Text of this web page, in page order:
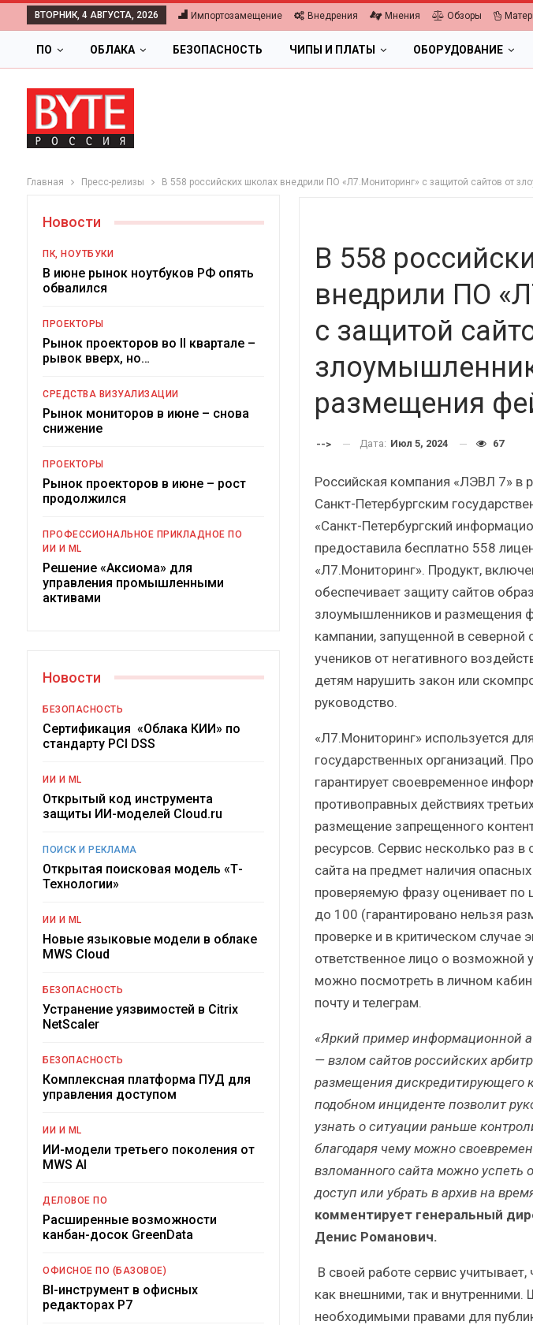
ВТОРНИК, 4 АВГУСТА, 2026 Импортозамещение Внедрения Мнения Обзоры
ПО ОБЛАКА БЕЗОПАСНОСТЬ ЧИПЫ И ПЛАТЫ ОБОРУДОВАНИЕ
Главная Пресс-релизы В 558 российских школах внедрили ПО «Л7.Мониторинг» с защитой сайтов от
В 558
внедрили ПО
с защитой
размещения
--> Дата: Июл 5, 2024 67
Российская компания «ЛЭВЛ 7» в
Санкт-Петербургским
«Санкт-Петербургский
предоставила бесплатно 558
«Л7.Мониторинг». Продукт,
обеспечивает защиту сайтов
злоумышленников и размещения
кампании, запущенной в северной
учеников от негативного
детям нарушить закон или
руководство.
«Л7.Мониторинг» используется
государственных организаций.
гарантирует своевременное
противоправных действиях
размещение запрещенного
ресурсов. Сервис несколько раз в
сайта на предмет наличия
проверяемую фразу оценивает по
до 100 (гарантировано нельзя
проверке и в критическом случае
ответственное лицо о возможной
можно посмотреть в личном
почту и телеграм.
«Яркий пример информационной
— взлом сайтов российских
размещения дискредитирующего
подобном инциденте позволит
узнать о ситуации раньше
благодаря чему можно
взломанного сайта можно успеть
доступ или убрать в архив на
комментирует генеральный
Денис Романович.
В своей работе сервис
как внешними, так и
необходимыми правами для
Новости
ПК, НОУТБУКИ
В июне рынок ноутбуков РФ опять
обвалился
ПРОЕКТОРЫ
Рынок проекторов во II квартале –
рывок вверх, но…
СРЕДСТВА ВИЗУАЛИЗАЦИИ
Рынок мониторов в июне – снова
снижение
ПРОЕКТОРЫ
Рынок проекторов в июне – рост
продолжился
ПРОФЕССИОНАЛЬНОЕ ПРИКЛАДНОЕ ПО
ИИ И ML
Решение «Аксиома» для
управления промышленными
активами
Новости
БЕЗОПАСНОСТЬ
Сертификация «Облака КИИ» по
стандарту PCI DSS
ИИ И ML
Открытый код инструмента
защиты ИИ-моделей Cloud.ru
ПОИСК И РЕКЛАМА
Открытая поисковая модель «Т-
Технологии»
ИИ И ML
Новые языковые модели в облаке
MWS Cloud
БЕЗОПАСНОСТЬ
Устранение уязвимостей в Citrix
NetScaler
БЕЗОПАСНОСТЬ
Комплексная платформа ПУД для
управления доступом
ИИ И ML
ИИ-модели третьего поколения от
MWS AI
ДЕЛОВОЕ ПО
Расширенные возможности
канбан-досок GreenData
ОФИСНОЕ ПО (БАЗОВОЕ)
BI-инструмент в офисных
редакторах Р7
Цифровая экономика 2026.
Краткий статистический
российский рынок ИБП?
ПК, НОУТБУКИ
Итоги и Бестселлеры
российского ИТ-рынка в 2025 г.
Отрасль ИБП в депрессии?
Часть II.